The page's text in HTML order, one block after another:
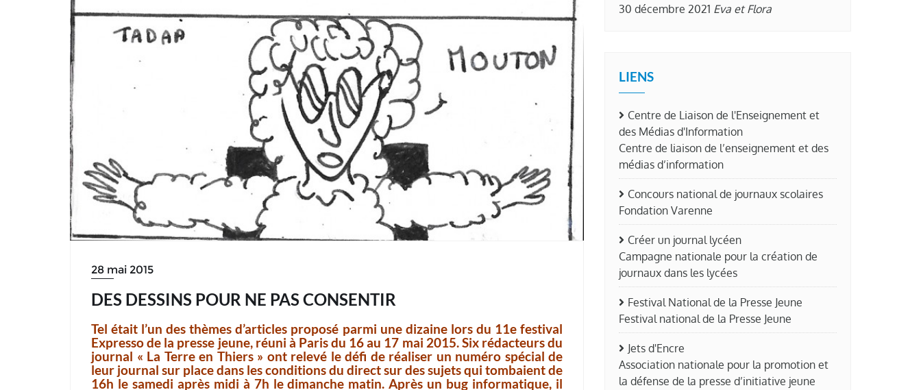
28 mai 2015
DES DESSINS POUR NE PAS CONSENTIR
Tel était l’un des thèmes d’articles proposé parmi une dizaine lors du 11e festival
Expresso de la presse jeune, réuni à Paris du 16 au 17 mai 2015. Six rédacteurs du
journal « La Terre en Thiers » ont relevé le défi de réaliser un numéro spécial de
leur journal sur place dans les conditions du direct sur des sujets qui tombaient de
16h le samedi après midi à 7h le dimanche matin. Après un bug informatique, il
30 décembre 2021 Eva et Flora
LIENS
Centre de Liaison de l'Enseignement et
des Médias d'Information
Centre de liaison de l’enseignement et des
médias d’information
Concours national de journaux scolaires
Fondation Varenne
Créer un journal lycéen
Campagne nationale pour la création de
journaux dans les lycées
Festival National de la Presse Jeune
Festival national de la Presse Jeune
Jets d'Encre
Association nationale pour la promotion et
la défense de la presse d’initiative jeune